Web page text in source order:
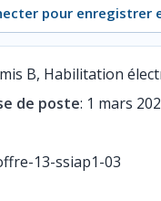
pour enregistrer
B, Habilitation
de poste: 1 mars
13-ssiap1-03